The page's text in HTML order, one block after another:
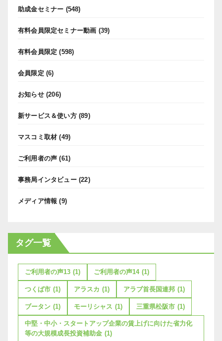
助成金セミナー (548)
有料会員限定セミナー動画 (39)
有料会員限定 (598)
会員限定 (6)
お知らせ(206)
新サービス＆使い方(89)
マスコミ取材 (49)
ご利用者の声 (61)
事務局インタビュー(22)
メディア情報 (9)
タグ一覧
ご利用者の声13 (1) ご利用者の声14 (1)
つくば市 (1) アラスカ (1) アラブ首長国連邦 (1)
ブータン (1) モーリシャス (1) 三重県松阪市 (1)
中堅・中小・スタートアップ企業の賃上げに向けた省力化
等の大規模成長投資補助金 (1)